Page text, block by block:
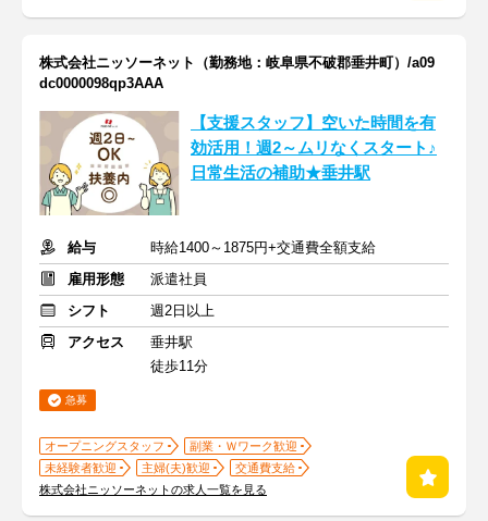
株式会社ニッソーネット（勤務地：岐阜県不破郡垂井町）/a09
dc0000098qp3AAA
【支援スタッフ】空いた時間を有
効活用！週2～ムリなくスタート♪
日常生活の補助★垂井駅
給与
時給1400～1875円+交通費全額支給
雇用形態
派遣社員
シフト
週2日以上
アクセス
垂井駅
徒歩11分
急募
オープニングスタッフ
副業・Ｗワーク歓迎
未経験者歓迎
主婦(夫)歓迎
交通費支給
株式会社ニッソーネットの求人一覧を見る